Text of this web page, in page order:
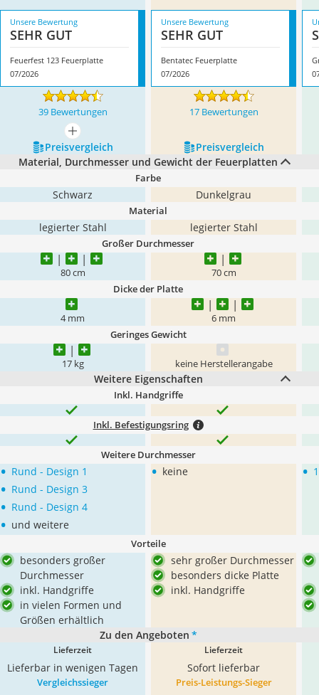
Unsere Bewertung
SEHR GUT
Feuerfest 123 Feuerplatte
07/2026
Unsere Bewertung
SEHR GUT
Bentatec Feuerplatte
07/2026
39 Bewertungen 17 Bewertungen
mehr anzeigen
Preis­vergleich
Preis­vergleich
Material, Durchmesser und Gewicht der Feuerplatten
Farbe
Schwarz Dunkelgrau
Material
legierter Stahl legierter Stahl
Großer Durchmesser
80 cm 70 cm
Dicke der Platte
4 mm 6 mm
Geringes Gewicht
17 kg keine Herstellerangabe
Weitere Eigenschaften
Inkl. Handgriffe
Inkl. Befestigungsring
Weitere Durchmesser
• Rund - Design 1
• Rund - Design 3
• Rund - Design 4
• und weitere
• keine •
Vorteile
besonders großer
Durchmesser
inkl. Handgriffe
in vielen Formen und
Größen erhältlich
sehr großer Durchmesser
besonders dicke Platte
inkl. Handgriffe
Zu den Angeboten *
Lieferzeit
Lieferbar in wenigen Tagen
Lieferzeit
Sofort lieferbar
Vergleichssieger Preis-Leistungs-Sieger